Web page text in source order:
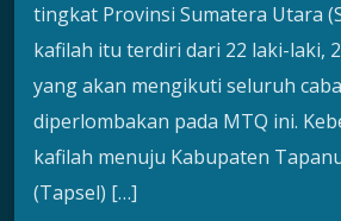
tingkat Provinsi Sumatera Utara
kafilah itu terdiri dari 22 laki-laki,
yang akan mengikuti seluruh
diperlombakan pada MTQ ini.
kafilah menuju Kabupaten
(Tapsel) […]